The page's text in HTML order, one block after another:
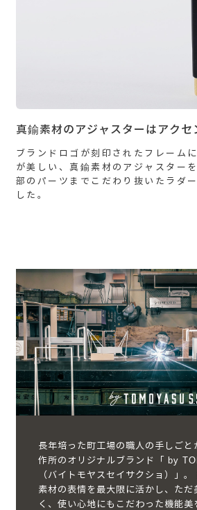
真鍮素材のアジャスターはアクセ
ブランドロゴが刻印されたフレーム
が美しい、真鍮素材のアジャスター
部のパーツまでこだわり抜いたラダ
した。
長年培った町工場の職人の手しごと
作所のオリジナルブランド「 by
（バイトモヤスセイサクショ）」
素材の表情を最大限に活かし、ただ
く、使い心地にもこだわった機能美